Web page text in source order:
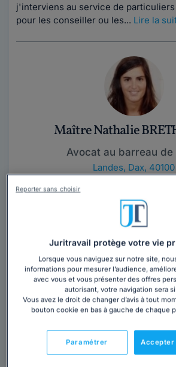
j'interviens au service de
pour les conseiller ou les... Lire la
Maître Nathalie
Avocat au barreau de
Landes, Dax, 40100
Maître Patrick
Avocat au barreau de
Landes Dax, 40100
Juritravail protège votre vie
Lorsque vous naviguez sur notre site,
informations pour mesurer l’audience,
avec vous et vous présenter des offres
autorisant, votre navigation sera
Vous avez le droit de changer d’avis à tout
bouton cookie en bas à gauche de chaque
Accepter
Paramétrer
Reporter sans choisir